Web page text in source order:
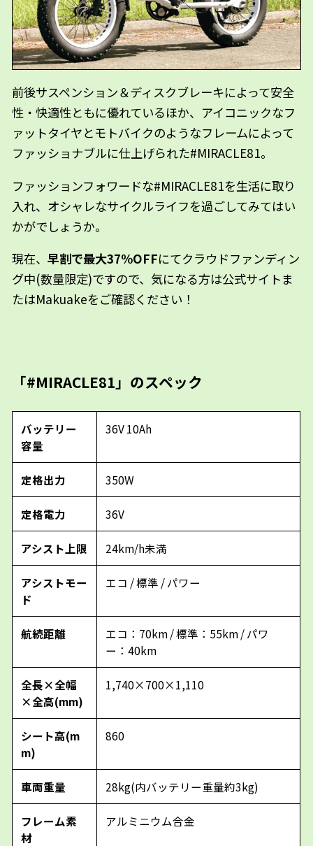
前後サスペンション＆ディスクブレーキによって安全
性・快適性ともに優れているほか、アイコニックなフ
ァットタイヤとモトバイクのようなフレームによって
ファッショナブルに仕上げられた#MIRACLE81。
ファッションフォワードな#MIRACLE81を生活に取り
入れ、オシャレなサイクルライフを過ごしてみてはい
かがでしょうか。
現在、早割で最大37%OFFにてクラウドファンディン
グ中(数量限定)ですので、気になる方は公式サイトま
たはMakuakeをご確認ください！
「#MIRACLE81」のスペック
バッテリー
容量
36V 10Ah
定格出力 350W
定格電力 36V
アシスト上限 24km/h未満
アシストモー
ド
エコ / 標準 / パワー
航続距離
エコ：70km / 標準：55km / パワ
ー：40km
全長×全幅
×全高(mm)
1,740×700×1,110
シート高(m
m)
860
車両重量 28kg(内バッテリー重量約3kg)
フレーム素
材
アルミニウム合金